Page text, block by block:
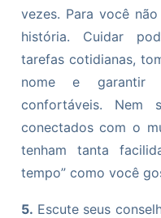
vezes. Para você
história. Cuidar
tarefas cotidianas,
nome e garantir
confortáveis. Nem
conectados com o
tenham tanta
tempo” como você
5. Escute seus